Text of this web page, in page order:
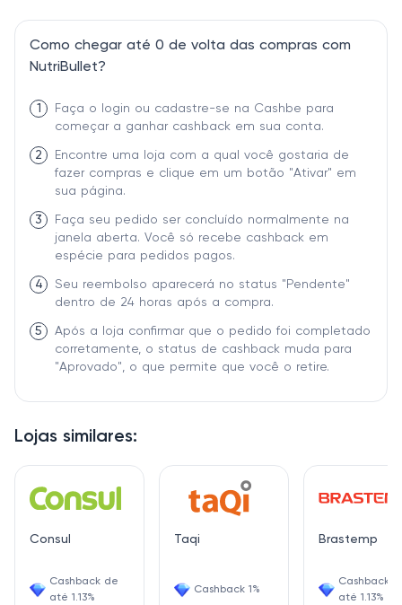
Lojas similares:
Consul
Cashback de
até 1.13%
Taqi
Cashback 1%
Brastemp
Cashback
até 1.13%
Como chegar até 0 de volta das compras com
NutriBullet?
1
Faça o login ou cadastre-se na Cashbe para
começar a ganhar cashback em sua conta.
2
Encontre uma loja com a qual você gostaria de
fazer compras e clique em um botão "Ativar" em
sua página.
3
Faça seu pedido ser concluído normalmente na
janela aberta. Você só recebe cashback em
espécie para pedidos pagos.
4
Seu reembolso aparecerá no status "Pendente"
dentro de 24 horas após a compra.
5
Após a loja confirmar que o pedido foi completado
corretamente, o status de cashback muda para
"Aprovado", o que permite que você o retire.